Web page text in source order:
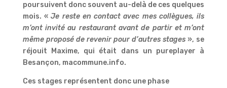
poursuivent donc souvent au-delà de ces quelques
mois. «Je reste en contact avec mes collègues, ils
m’ont invité au restaurant avant de partir et m’ont
même proposé de revenir pour d’autres stages », se
réjouit Maxime, qui était dans un pureplayer à
Besançon, macommune.info.
Ces stages représentent donc une phase